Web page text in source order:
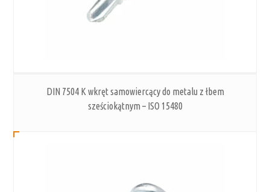
DIN 7504 K wkręt samowiercący do metalu z łbem
sześciokątnym – ISO 15480